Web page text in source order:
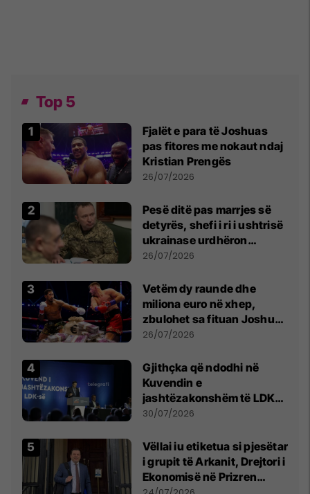
Top 5
Fjalët e para të Joshuas
pas fitores me nokaut ndaj
Kristian Prengës
26/07/2026
Pesë ditë pas marrjes së
detyrës, shefi i ri i ushtrisë
ukrainase urdhëron
kontroll të madh
26/07/2026
Vetëm dy raunde dhe
miliona euro në xhep,
zbulohet sa fituan Joshua
e Prenga
26/07/2026
Gjithçka që ndodhi në
Kuvendin e
jashtëzakonshëm të LDK-
së
30/07/2026
Vëllai iu etiketua si pjesëtar
i grupit të Arkanit, Drejtori i
Ekonomisë në Prizren